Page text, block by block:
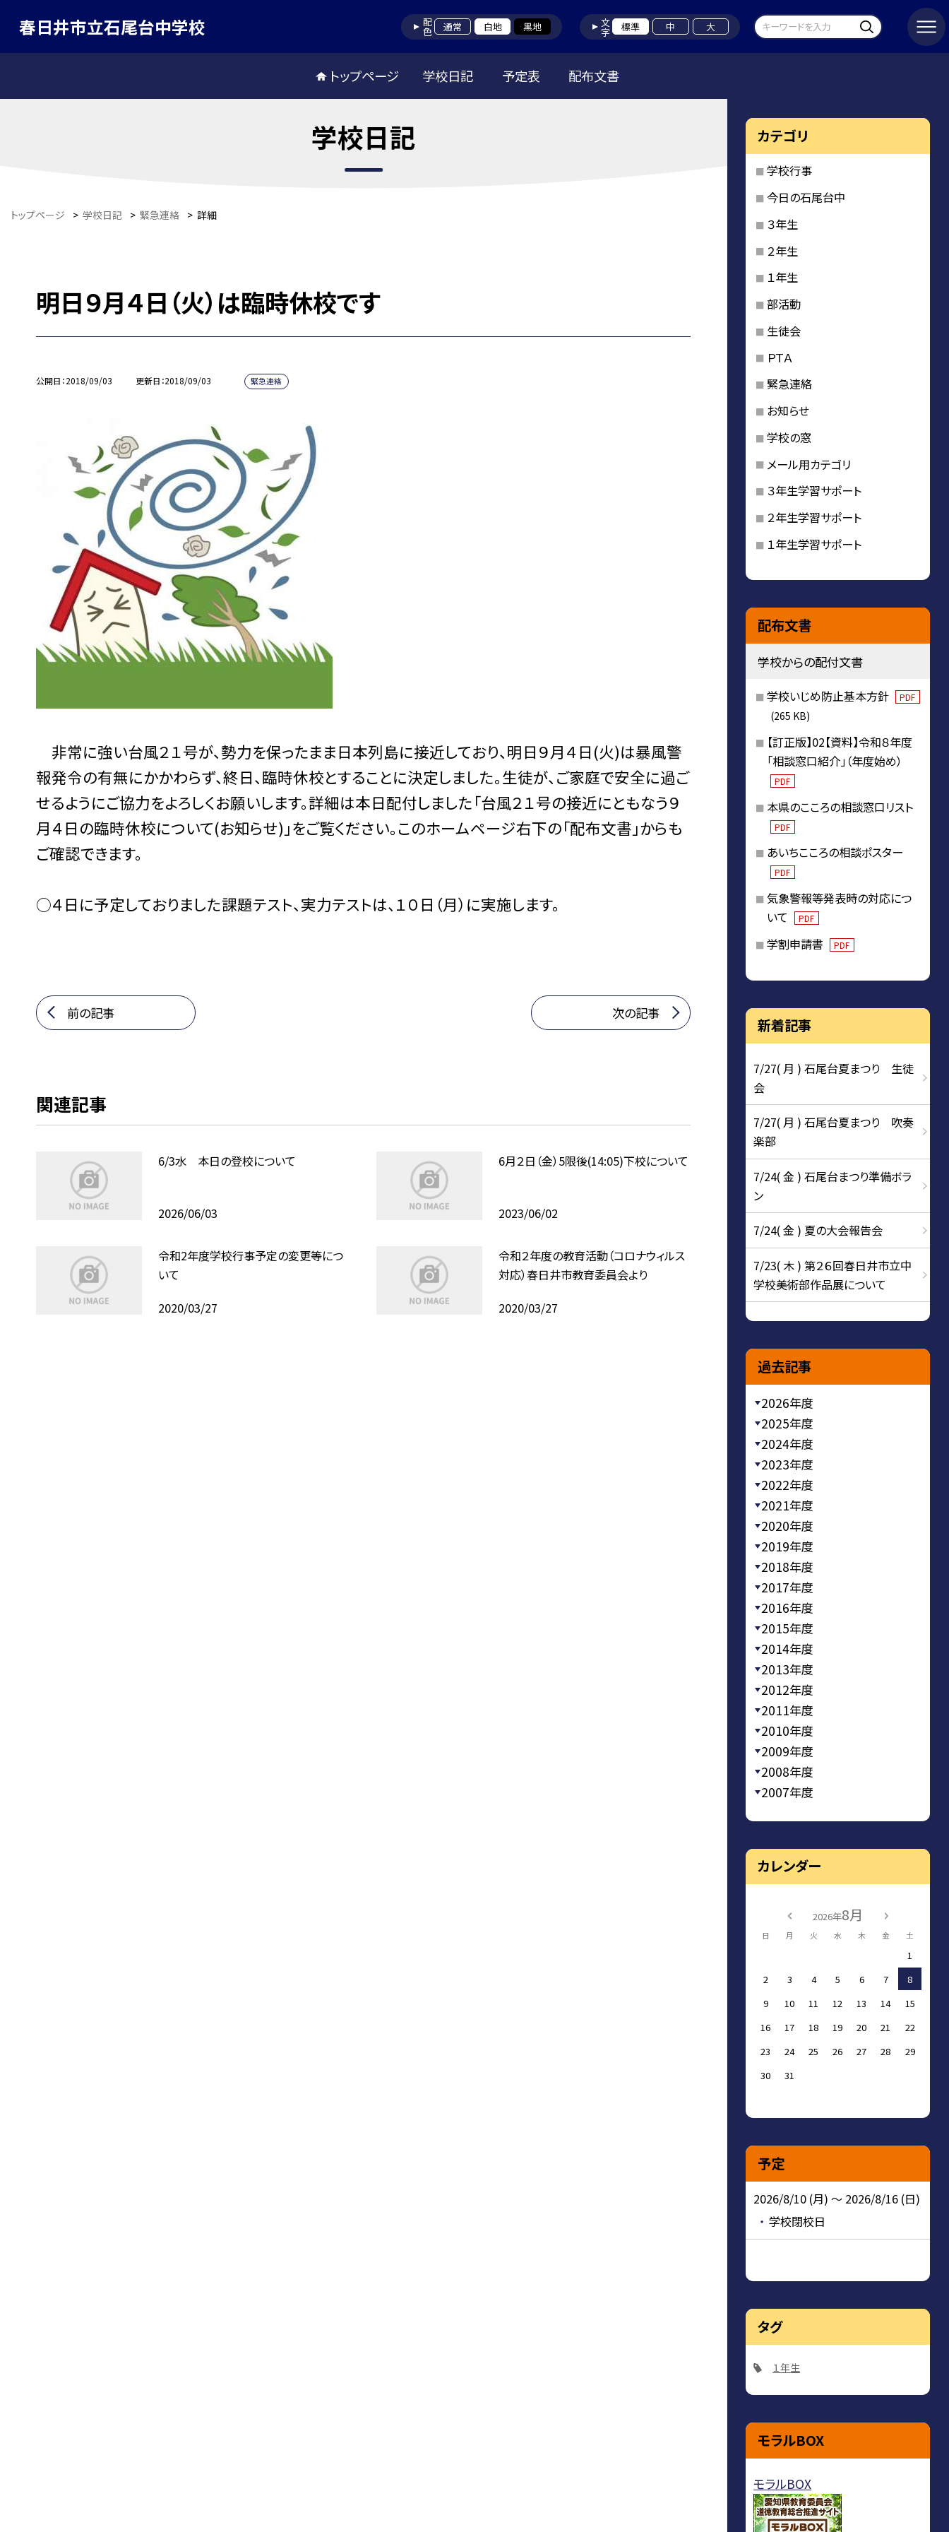
春日井市立石尾台中学校 配色 通常 白地 黒地 文字 標準 中 大
トップページ 学校日記 予定表 配布文書
学校日記
トップページ > 学校日記 > 緊急連絡 > 詳細
明日９月４日（火）は臨時休校です
公開日 2018/09/03 更新日 2018/09/03 緊急連絡
非常に強い台風２１号が、勢力を保ったまま日本列島に接近しており、明日９月４日(火)は暴風警
報発令の有無にかかわらず、終日、臨時休校とすることに決定しました。生徒が、ご家庭で安全に過ご
せるようにご協力をよろしくお願いします。詳細は本日配付しました「台風２１号の接近にともなう９
月４日の臨時休校について(お知らせ)」をご覧ください。このホームページ右下の「配布文書」からも
ご確認できます。
○４日に予定しておりました課題テスト、実力テストは、１０日（月）に実施します。
前の記事 次の記事
関連記事
6/3水 本日の登校について
2026/06/03
6月２日（金）5限後(14:05)下校について
2023/06/02
令和2年度学校行事予定の変更等につ
いて
2020/03/27
令和２年度の教育活動（コロナウィルス
対応）春日井市教育委員会より
2020/03/27
カテゴリ
学校行事
今日の石尾台中
３年生
２年生
１年生
部活動
生徒会
ＰＴＡ
緊急連絡
お知らせ
学校の窓
メール用カテゴリ
３年生学習サポート
２年生学習サポート
１年生学習サポート
配布文書
学校からの配付文書
学校いじめ防止基本方針 PDF
(265 KB)
【訂正版】02【資料】令和８年度
「相談窓口紹介」（年度始め）
PDF
本県のこころの相談窓口リスト
PDF
あいちこころの相談ポスター
PDF
気象警報等発表時の対応につ
いて
PDF
学割申請書 PDF
新着記事
7/27( 月 ) 石尾台夏まつり 生徒
会
7/27( 月 ) 石尾台夏まつり 吹奏
楽部
7/24( 金 ) 石尾台まつり準備ボラ
ン
7/24( 金 ) 夏の大会報告会
7/23( 木 ) 第２６回春日井市立中
学校美術部作品展について
過去記事
2026年度
2025年度
2024年度
2023年度
2022年度
2021年度
2020年度
2019年度
2018年度
2017年度
2016年度
2015年度
2014年度
2013年度
2012年度
2011年度
2010年度
2009年度
2008年度
2007年度
カレンダー
2026年8月
日 月 火 水 木 金 土
1
2
3 4 5 6 7
8
9
10 11 12 13 14
15
16
17 18 19 20 21
22
23
24 25 26 27 28
29
30
31
予定
2026/8/10 (月) ～ 2026/8/16 (日)
学校閉校日
タグ
１年生
モラルBOX
モラルBOX